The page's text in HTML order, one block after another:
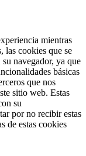
mientras
las cookies que se
su navegador, ya que
básicas
que nos
sitio web. Estas
su
por no recibir estas
de estas cookies